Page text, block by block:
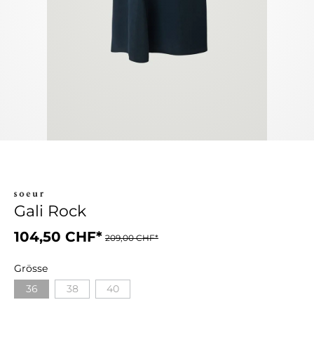
Gali Rock
104,50 CHF* 209,00 CHF*
Grösse
36
38 40